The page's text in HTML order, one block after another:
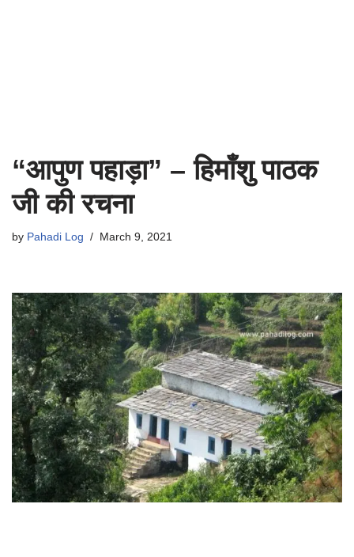
“आपुण पहाड़ा” – हिमाँशु पाठक
जी की रचना
by Pahadi Log March 9, 2021